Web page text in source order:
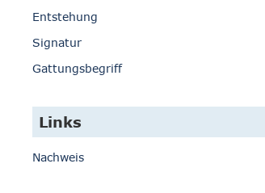
Entstehung
Signatur
Gattungsbegriff
Links
Nachweis